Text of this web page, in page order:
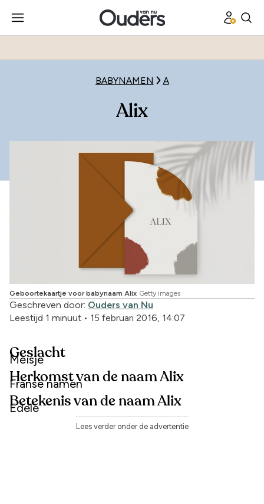
BABYNAMEN A
Alix
Geboortekaartje voor babynaam Alix Getty images
Geschreven door: Ouders van Nu
Leestijd 1 minuut • 15 februari 2016, 14:07
Geslacht
Meisje
Herkomst van de naam Alix
Franse namen
Betekenis van de naam Alix
Edele
Lees verder onder de advertentie